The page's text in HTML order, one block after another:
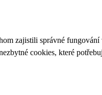
zajistili správné
cookies, které